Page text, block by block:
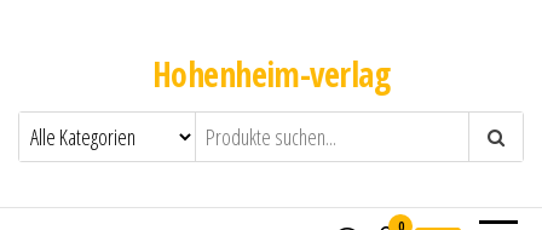
Hohenheim-verlag
0